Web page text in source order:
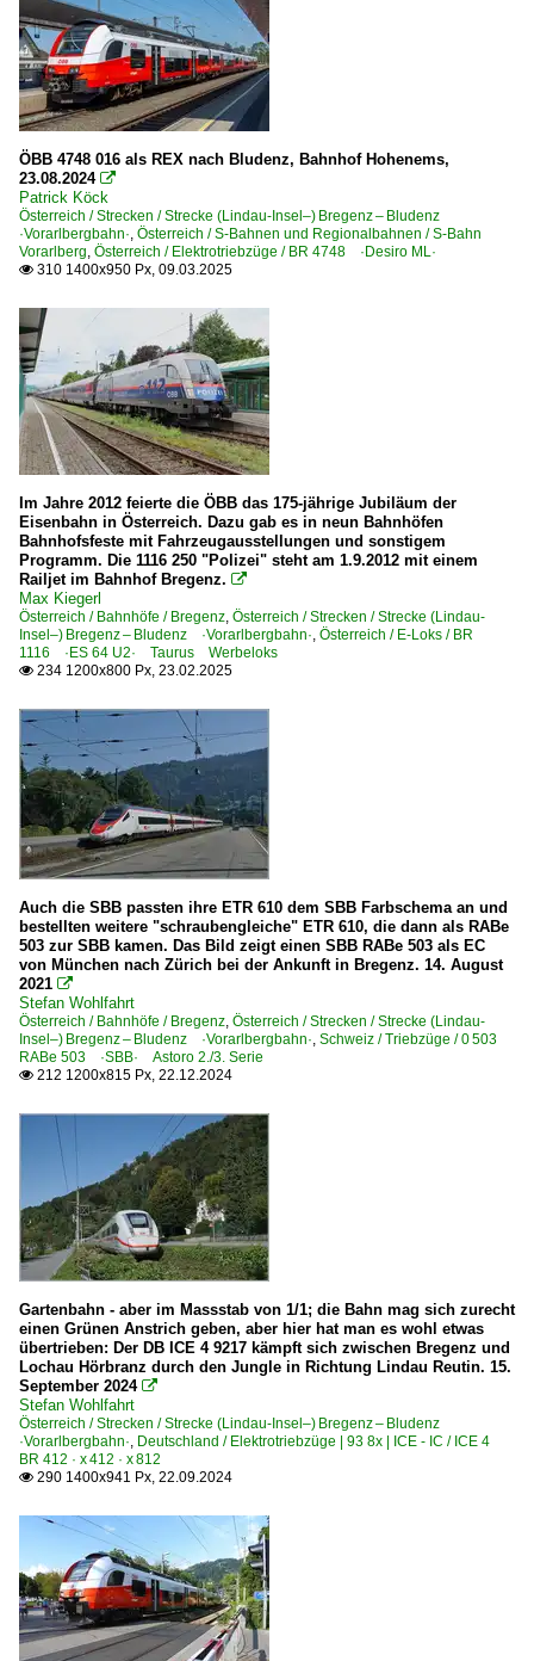
Strecke Innsbruck Hbf – Bludenz ·Arlbergbahn·
Unternehmen
City Air Terminal Betriebsgesellschaft m.b.H. ·CAT·
ELL - European Locomotive Leasing, Wien ·ELOC·
LTE Logistik- und Transport GmbH, Graz
Montafonerbahn AG ·MBS·
Österreichische Bundesbahnen ·ÖBB·
Pro-Lok GmbH, Wien ·PLOK·
Rail Transport Service GmbH, Graz ·RTS·
Salzburger Eisenbahn Transport Logistik GmbH ·SETG·
Steiermarkbahn Transport & Logistik GmbH, Graz
Schweiz
Bahntechnische Einrichtungen und Kunstbauten
Tunnel, Viadukte und Kreuzungsbauwerke
E-Loks | 91 85
4 420 Re 420 Re 4/4 II ·SBB·
4 421 Re 421 Re 4/4 II CH+D Werbeloks
4 482 Re 482 ·SBB· Traxx AC1/2
Re 10/10 SBB · Re 4/4 II/III und Re 6/6
Personenwagen
EC-Wagen *pm
Privatbahnen
SOB Südostbahn seit 1890
Regional- und Fernzüge
EC EuroCity-Züge
0 503 RABe 503 ·SBB· Astoro 2./3. Serie
0 610 ETR 610 ·SBB· Astoro 1. Serie
7 526 RABe 526.6 ·Thurbo·RM·SBB· GTW
7 560 RBDe 560 · 561 · 566 · 568
Triebzüge | ältere Bauart
RABDe 12/12 RABDe 510 ·SBB· 'Mirage'
Unternehmen | EVU
Thurbo AG ·MThB· ab 2019
Unternehmen
České dráhy, a.s. ·ČD·
Ungarn
ÖBB 4748 016 als REX nach Bludenz, Bahnhof Hohenems,
23.08.2024 
Patrick Köck
Österreich / Strecken / Strecke (Lindau-Insel–) Bregenz – Bludenz
·Vorarlbergbahn·, Österreich / S-Bahnen und Regionalbahnen / S-Bahn
Vorarlberg, Österreich / Elektrotriebzüge / BR 4748 ·Desiro ML·
 310 1400x950 Px, 09.03.2025
Im Jahre 2012 feierte die ÖBB das 175-jährige Jubiläum der
Eisenbahn in Österreich. Dazu gab es in neun Bahnhöfen
Bahnhofsfeste mit Fahrzeugausstellungen und sonstigem
Programm. Die 1116 250 "Polizei" steht am 1.9.2012 mit einem
Railjet im Bahnhof Bregenz. 
Max Kiegerl
Österreich / Bahnhöfe / Bregenz, Österreich / Strecken / Strecke (Lindau-
Insel–) Bregenz – Bludenz ·Vorarlbergbahn·, Österreich / E-Loks / BR
1116 ·ES 64 U2· Taurus Werbeloks
 234 1200x800 Px, 23.02.2025
Auch die SBB passten ihre ETR 610 dem SBB Farbschema an und
bestellten weitere "schraubengleiche" ETR 610, die dann als RABe
503 zur SBB kamen. Das Bild zeigt einen SBB RABe 503 als EC
von München nach Zürich bei der Ankunft in Bregenz. 14. August
2021 
Stefan Wohlfahrt
Österreich / Bahnhöfe / Bregenz, Österreich / Strecken / Strecke (Lindau-
Insel–) Bregenz – Bludenz ·Vorarlbergbahn·, Schweiz / Triebzüge / 0 503
RABe 503 ·SBB· Astoro 2./3. Serie
 212 1200x815 Px, 22.12.2024
Gartenbahn - aber im Massstab von 1/1; die Bahn mag sich zurecht
einen Grünen Anstrich geben, aber hier hat man es wohl etwas
übertrieben: Der DB ICE 4 9217 kämpft sich zwischen Bregenz und
Lochau Hörbranz durch den Jungle in Richtung Lindau Reutin. 15.
September 2024 
Stefan Wohlfahrt
Österreich / Strecken / Strecke (Lindau-Insel–) Bregenz – Bludenz
·Vorarlbergbahn·, Deutschland / Elektrotriebzüge | 93 8x | ICE - IC / ICE 4
BR 412 · x 412 · x 812
 290 1400x941 Px, 22.09.2024